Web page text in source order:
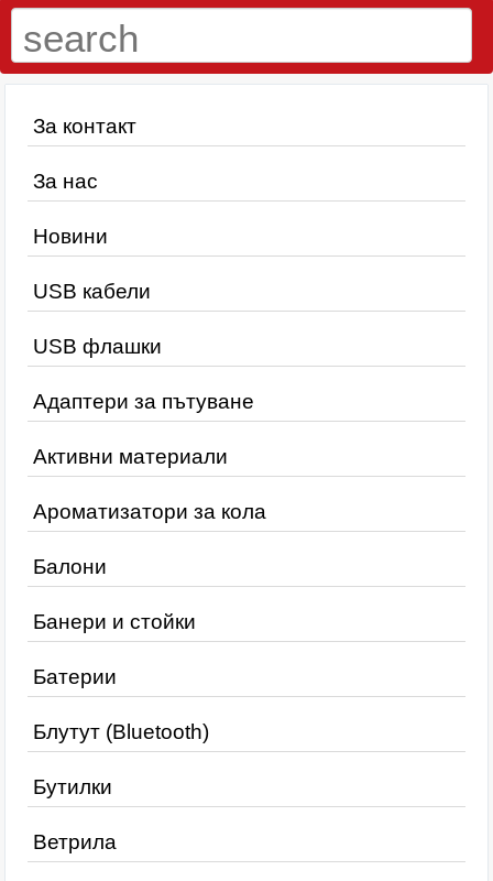
За контакт
За нас
Новини
USB кабели
USB флашки
Адаптери за пътуване
Активни материали
Ароматизатори за кола
Балони
Банери и стойки
Батерии
Блутут (Bluetooth)
Бутилки
Ветрила